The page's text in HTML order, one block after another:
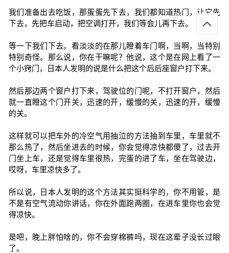
我们准备出去吃饭，那蛋蛋先下去，我们都知道热门，让它先
下去，先把车启动，把空调打开，我们等会儿再下去。
等一下我们下去。看淡淡的在那儿瞪着车门啊，当啊，当特别
特别奇怪。那么说，你在干嘛呢？他说，这个是在网上看了一
个小窍门，日本人发明的说是什么把这个后后座窗户打下来。
然后那边两个窗户打下来，驾驶位的门呢，不打开窗户，然后
就一直瞪这个门开关，迅速的开，缓慢的关，迅速的开，缓慢
的关。
这样就可以把车外的冷空气用抽泣的方法抽到车里，车里就不
那么热了，然后坐进去的时候，你会觉得凉快都傻了，过去开
门坐上车，还是觉得车里很热，完蛋的进了车，坐在驾驶边，
哎呀，车里凉快多了。
所以说，日本人发明的这个方法其实挺科学的，你不用管，是
不是有空气流动你讲话，你在外面跑两圈，在进车里你也会觉
得凉快。
是吧，晚上胖怕啥的，你不会穿棉裤吗，现在这辈子没长过眼
了。